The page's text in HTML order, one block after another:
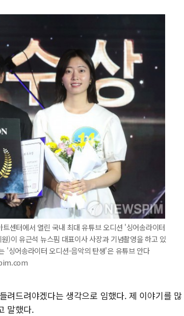
센터에서 열린 국내 최대 유튜브 오디션 '싱어송라이터
이 유근석 뉴스핌 대표이사 사장과 기념촬영을 하고 있
'싱어송라이터 오디션-음악의 탄생'은 유튜브 안다
려드려야겠다는 생각으로 임했다. 제 이야기를 많
말했다.